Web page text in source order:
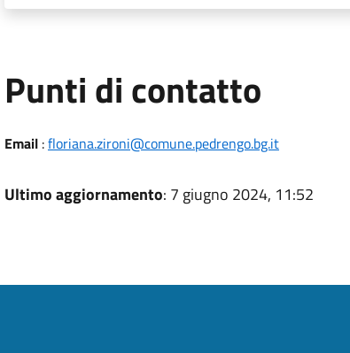
Punti di contatto
Email:floriana.zironi@comune.pedrengo.bg.it
Ultimo aggiornamento: 7 giugno 2024, 11:52